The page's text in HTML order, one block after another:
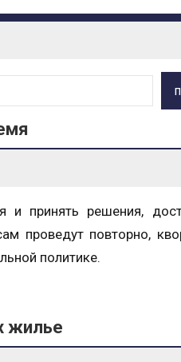
принять решения,
проведут повторно,
политике.
жилье